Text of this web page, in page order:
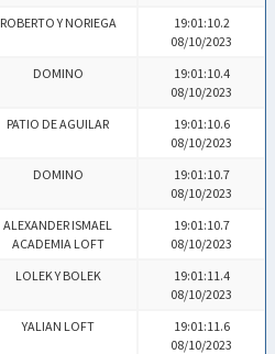
ROBERTO Y NORIEGA
19:01:10.2
08/10/2023
DOMINO
19:01:10.4
08/10/2023
PATIO DE AGUILAR
19:01:10.6
08/10/2023
DOMINO
19:01:10.7
08/10/2023
ALEXANDER ISMAEL
ACADEMIA LOFT
19:01:10.7
08/10/2023
LOLEK Y BOLEK
19:01:11.4
08/10/2023
YALIAN LOFT
19:01:11.6
08/10/2023